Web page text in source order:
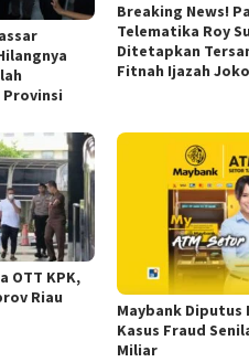
Breaking News!
Telematika Roy
Ditetapkan
Fitnah Ijazah
OTT KPK,
Riau
Maybank Diputus
Kasus Fraud
Miliar